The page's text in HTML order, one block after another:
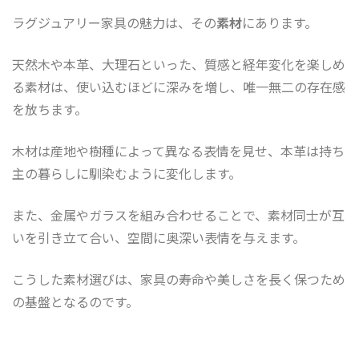
ラグジュアリー家具の魅力は、その素材にあります。
天然木や本革、大理石といった、質感と経年変化を楽しめ
る素材は、使い込むほどに深みを増し、唯一無二の存在感
を放ちます。
木材は産地や樹種によって異なる表情を見せ、本革は持ち
主の暮らしに馴染むように変化します。
また、金属やガラスを組み合わせることで、素材同士が互
いを引き立て合い、空間に奥深い表情を与えます。
こうした素材選びは、家具の寿命や美しさを長く保つため
の基盤となるのです。